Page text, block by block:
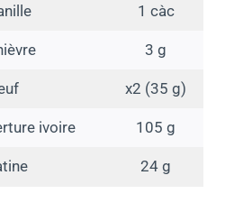
1 càc
3 g
x2 (35 g)
ivoire 105 g
24 g